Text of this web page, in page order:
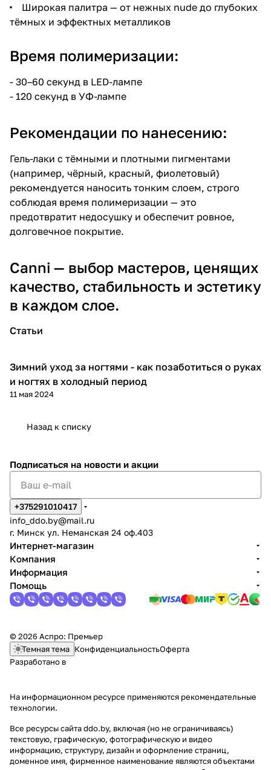
Широкая палитра — от нежных nude до глубоких
тёмных и эффектных металликов
Время полимеризации:
- 30–60 секунд в LED-лампе
- 120 секунд в УФ-лампе
Рекомендации по нанесению:
Гель-лаки с тёмными и плотными пигментами
(например, чёрный, красный, фиолетовый)
рекомендуется наносить тонким слоем, строго
соблюдая время полимеризации — это
предотвратит недосушку и обеспечит ровное,
долговечное покрытие.
Canni — выбор мастеров, ценящих
качество, стабильность и эстетику
в каждом слое.
Статьи
Гайды мастера
Зимний уход за ногтями - как позаботиться о руках
и ногтях в холодный период
11 мая 2024
Назад к списку
Подписаться на новости и акции
+375291010417
info_ddo.by@mail.ru
г. Минск ул. Неманская 24 оф.403
Интернет-магазин
Компания
Информация
Помощь
© 2026 Аспро: Премьер
Темная тема КонфиденциальностьОферта
Разработано в
На информационном ресурсе применяются рекомендательные
технологии.
Все ресурсы сайта ddo.by, включая (но не ограничиваясь)
текстовую, графическую, фотографическую и видео
информацию, структуру, дизайн и оформление страниц,
доменное имя, фирменное наименование являются объектами